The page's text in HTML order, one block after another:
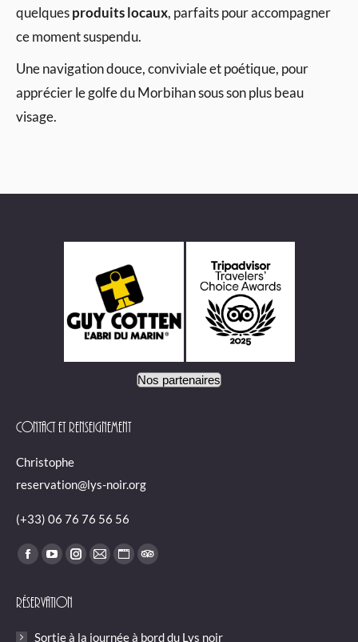
quelquesproduits locaux, parfaits pour accompagner
ce moment suspendu.
Une navigation douce, conviviale et poétique, pour
apprécier le golfe du Morbihan sous son plus beau
visage.
Nos partenaires
Contact et renseignement
Christophe
reservation@lys-noir.org
(+33) 06 76 76 56 56
Trouvez nous sur :
Facebook
opens
YouTube
opens
Instagram
E-
Site TripAdvisor
Réservation
Sortie à la journée à bord du Lys noir